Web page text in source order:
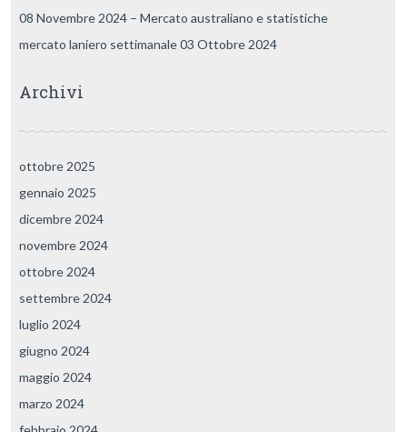
08 Novembre 2024 – Mercato australiano e statistiche
mercato laniero settimanale 03 Ottobre 2024
Archivi
ottobre 2025
gennaio 2025
dicembre 2024
novembre 2024
ottobre 2024
settembre 2024
luglio 2024
giugno 2024
maggio 2024
marzo 2024